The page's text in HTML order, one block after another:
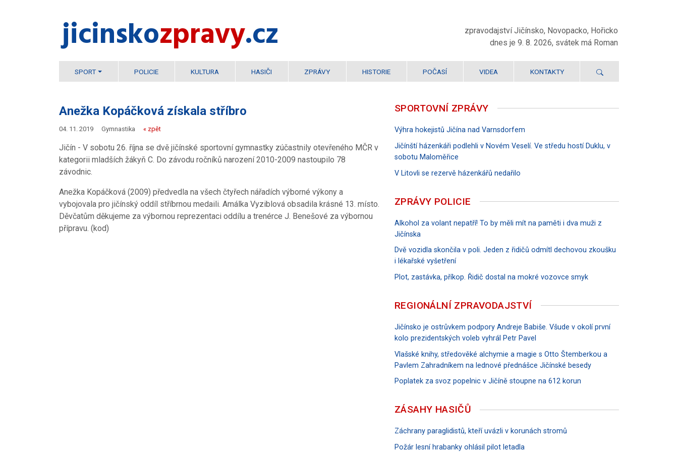
jicinsko​zpravy.cz
zpravodajství Jičínsko, Novopacko, Hořicko
dnes je 9. 8. 2026, svátek má Roman
SPORT POLICIE KULTURA HASIČI ZPRÁVY HISTORIE POČASÍ VIDEA KONTAKTY
Anežka Kopáčková získala stříbro
04. 11. 2019 Gymnastika « zpět
Jičín - V sobotu 26. října se dvě jičínské sportovní gymnastky zúčastnily otevřeného MČR v
kategorii mladších žákyň C. Do závodu ročníků narození 2010-2009 nastoupilo 78
závodnic.
Anežka Kopáčková (2009) předvedla na všech čtyřech nářadích výborné výkony a
vybojovala pro jičínský oddíl stříbrnou medaili. Amálka Vyziblová obsadila krásné 13. místo.
Děvčatům děkujeme za výbornou reprezentaci oddílu a trenérce J. Benešové za výbornou
přípravu. (kod)
SPORTOVNÍ ZPRÁVY
Výhra hokejistů Jičína nad Varnsdorfem
Jičínští házenkáři podlehli v Novém Veselí. Ve středu hostí Duklu, v
sobotu Maloměřice
V Litovli se rezervě házenkářů nedařilo
ZPRÁVY POLICIE
Alkohol za volant nepatří! To by měli mít na paměti i dva muži z
Jičínska
Dvě vozidla skončila v poli. Jeden z řidičů odmítl dechovou zkoušku
i lékařské vyšetření
Plot, zastávka, příkop. Řidič dostal na mokré vozovce smyk
REGIONÁLNÍ ZPRAVODAJSTVÍ
Jičínsko je ostrůvkem podpory Andreje Babiše. Všude v okolí první
kolo prezidentských voleb vyhrál Petr Pavel
Vlašské knihy, středověké alchymie a magie s Otto Štemberkou a
Pavlem Zahradníkem na lednové přednášce Jičínské besedy
Poplatek za svoz popelnic v Jičíně stoupne na 612 korun
ZÁSAHY HASIČŮ
Záchrany paraglidistů, kteří uvázli v korunách stromů
Požár lesní hrabanky ohlásil pilot letadla